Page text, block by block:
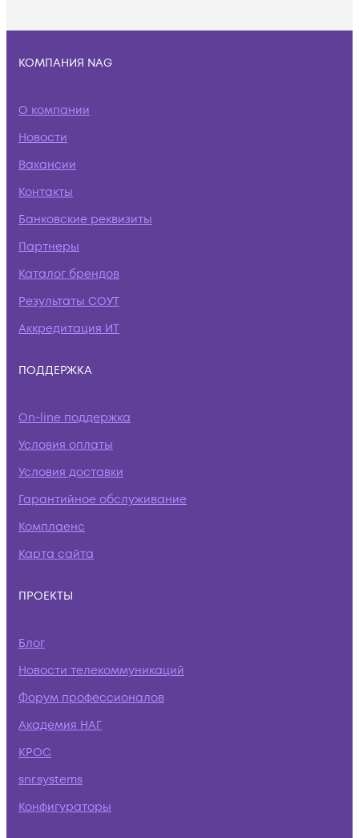
КОМПАНИЯ NAG
О компании
Новости
Вакансии
Контакты
Банковские реквизиты
Партнеры
Каталог брендов
Результаты СОУТ
Аккредитация ИТ
ПОДДЕРЖКА
On-line поддержка
Условия оплаты
Условия доставки
Гарантийное обслуживание
Комплаенс
Карта сайта
ПРОЕКТЫ
Блог
Новости телекоммуникаций
Форум профессионалов
Академия НАГ
КРОС
snr.systems
Конфигураторы